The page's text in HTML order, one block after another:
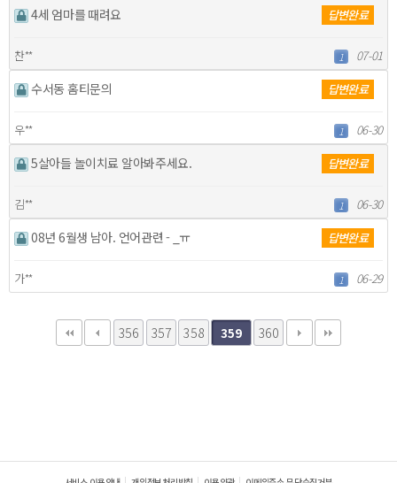
4세 엄마를 때려요 답변완료
찬** 1 07-01
수서동 홈티문의 답변완료
우** 1 06-30
5살아들 놀이치료 알아봐주세요. 답변완료
김** 1 06-30
08년 6월생 남아. 언어관련 - _ㅠ 답변완료
가** 1 06-29
356 357 358 359 360